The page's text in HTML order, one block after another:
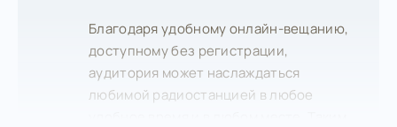
Благодаря удобному онлайн-вещанию,
доступному без регистрации,
аудитория может наслаждаться
любимой радиостанцией в любое